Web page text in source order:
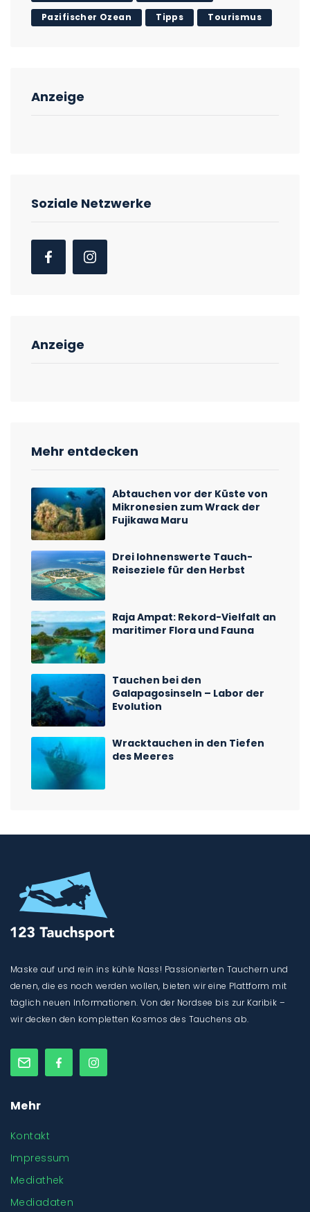
Pazifischer Ozean Tipps Tourismus
Anzeige
Soziale Netzwerke
Anzeige
Mehr entdecken
Abtauchen vor der Küste von
Mikronesien zum Wrack der
Fujikawa Maru
Drei lohnenswerte Tauch-
Reiseziele für den Herbst
Raja Ampat: Rekord-Vielfalt an
maritimer Flora und Fauna
Tauchen bei den
Galapagosinseln – Labor der
Evolution
Wracktauchen in den Tiefen
des Meeres
Maske auf und rein ins kühle Nass! Passionierten Tauchern und
denen, die es noch werden wollen, bieten wir eine Plattform mit
täglich neuen Informationen. Von der Nordsee bis zur Karibik –
wir decken den kompletten Kosmos des Tauchens ab.
Mehr
Kontakt
Impressum
Mediathek
Mediadaten